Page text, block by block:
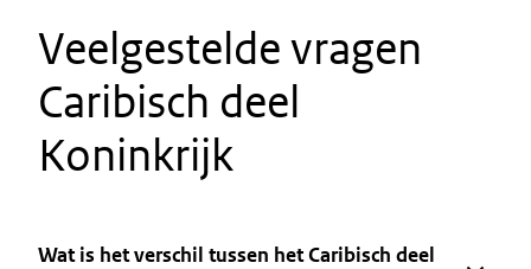
Veelgestelde vragen
Caribisch deel
Koninkrijk
Wat is het verschil tussen het Caribisch deel